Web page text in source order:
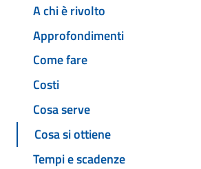
A chi è rivolto
Approfondimenti
Come fare
Costi
Cosa serve
Cosa si ottiene
Tempi e scadenze